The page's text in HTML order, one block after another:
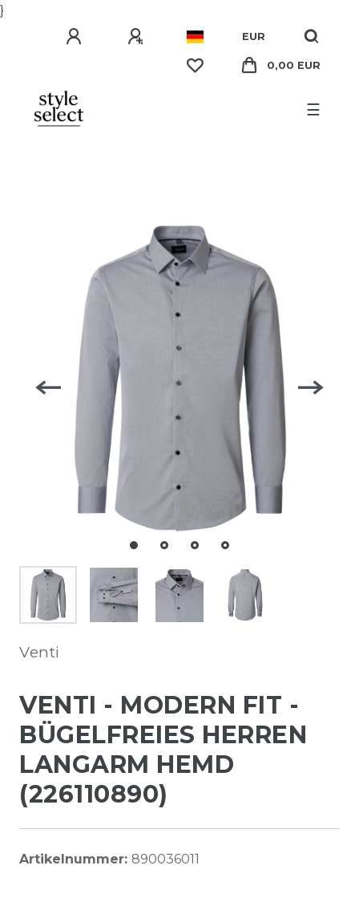
}
EUR
0,00 EUR
☰
Venti
VENTI - MODERN FIT -
BÜGELFREIES HERREN
LANGARM HEMD
(226110890)
Artikelnummer: 890036011